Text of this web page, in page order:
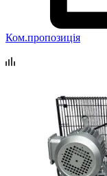
Ком.пропозиція